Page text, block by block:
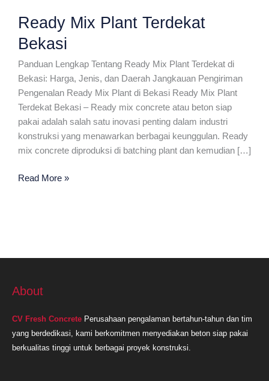
Ready Mix Plant Terdekat
Bekasi
Panduan Lengkap Tentang Ready Mix Plant Terdekat di
Bekasi: Harga, Jenis, dan Daerah Jangkauan Pengiriman
Pengenalan Ready Mix Plant di Bekasi Ready Mix Plant
Terdekat Bekasi – Ready mix concrete atau beton siap
pakai adalah salah satu inovasi penting dalam industri
konstruksi yang menawarkan berbagai keunggulan. Ready
mix concrete diproduksi di batching plant dan kemudian […]
Ready
Read More »
About
CV Fresh Concrete Perusahaan pengalaman bertahun-tahun dan tim
yang berdedikasi, kami berkomitmen menyediakan beton siap pakai
berkualitas tinggi untuk berbagai proyek konstruksi.